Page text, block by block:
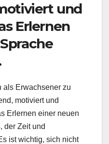
und
Erlernen
als Erwachsener zu
motiviert und
Erlernen einer neuen
der Zeit und
ist wichtig, sich nicht